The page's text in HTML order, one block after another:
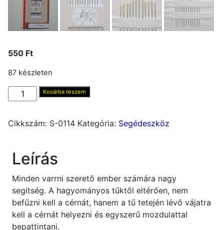
550 Ft
87 készleten
Tűkészlet,
pattintós,
darabos
Kosárba teszem
Cikkszám: S-0114 Kategória: Segédeszköz
Leírás
Minden varrni szerető ember számára nagy
segítség. A hagyományos tűktől eltérően, nem
befűzni kell a cérnát, hanem a tű tetején lévő vájatra
kell a cérnát helyezni és egyszerű mozdulattal
bepattintani.